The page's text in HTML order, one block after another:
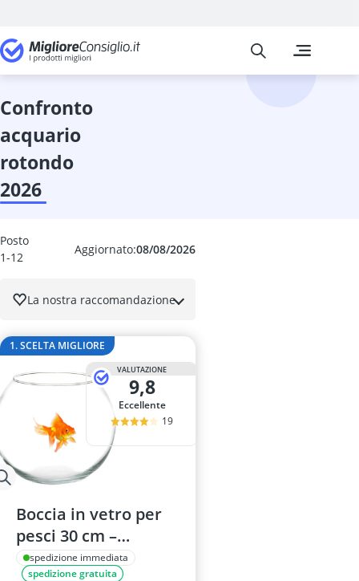
Prodotti per
Accappatoio
Migliore Consiglio
confronto
acquario
rotondo
2026
Aggiornato:08/08/2026
Posto
1-12
La nostra raccomandazione
1. SCELTA MIGLIORE
VALUTAZIONE
9,8
Eccellente
19
Boccia in vetro per
pesci 30 cm –
centrotavola
spedizione immediata
spedizione gratuita